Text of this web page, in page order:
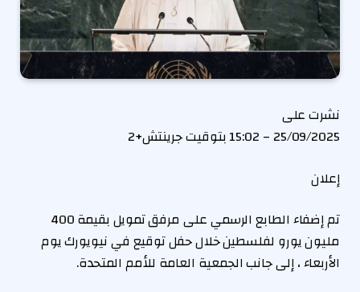
نشرت على
25/09/2025 – 15:02 بتوقيت جرينتش+2
إعلان
تم إضفاء الطابع الرسمي على مرفق تمويل بقيمة 400
مليون يورو لفلسطين خلال حفل توقيع في نيويورك يوم
الأربعاء ، إلى جانب الجمعية العامة للأمم المتحدة.